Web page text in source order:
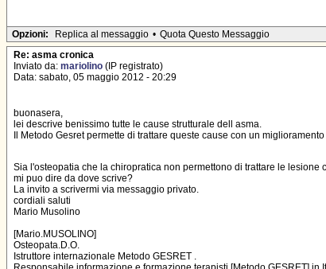
Opzioni: Replica al messaggio • Quota Questo Messaggio
Re: asma cronica
Inviato da: mariolino (IP registrato)
Data: sabato, 05 maggio 2012 - 20:29
buonasera,
lei descrive benissimo tutte le cause strutturale dell asma.
Il Metodo Gesret permette di trattare queste cause con un
Sia l'osteopatia che la chiropratica non permettono di trattare le lesione
mi puo dire da dove scrive?
La invito a scrivermi via messaggio privato.
cordiali saluti
Mario Musolino
[Mario.MUSOLINO]
Osteopata.D.O.
Istruttore internazionale Metodo GESRET .